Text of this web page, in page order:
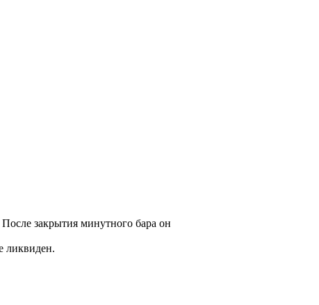
закрытия минутного бара он
ликвиден.